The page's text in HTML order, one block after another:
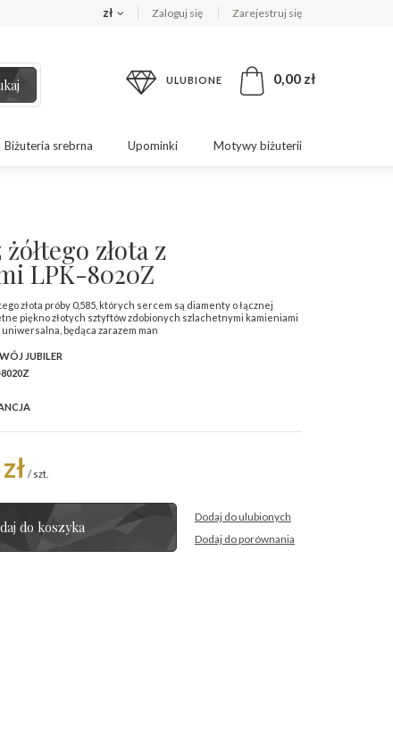
zł Zaloguj się Zarejestruj się
ULUBIONE 0,00 zł
Biżuteria srebrna Upominki Motywy biżuterii
złota z
LPK-8020Z
złota próby 0,585, których sercem są diamenty o łącznej
piękno złotych sztyftów zdobionych szlachetnymi kamieniami
będąca zarazem man
JUBILER
/ szt.
do koszyka
Dodaj do ulubionych
Dodaj do porównania